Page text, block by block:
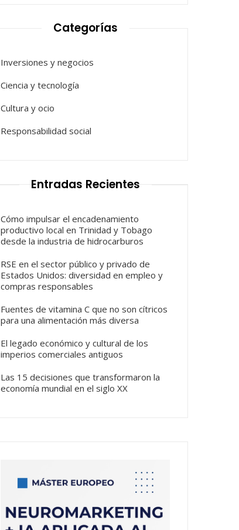
Categorías
Inversiones y negocios
Ciencia y tecnología
Cultura y ocio
Responsabilidad social
Entradas Recientes
Cómo impulsar el encadenamiento
productivo local en Trinidad y Tobago
desde la industria de hidrocarburos
RSE en el sector público y privado de
Estados Unidos: diversidad en empleo y
compras responsables
Fuentes de vitamina C que no son cítricos
para una alimentación más diversa
El legado económico y cultural de los
imperios comerciales antiguos
Las 15 decisiones que transformaron la
economía mundial en el siglo XX